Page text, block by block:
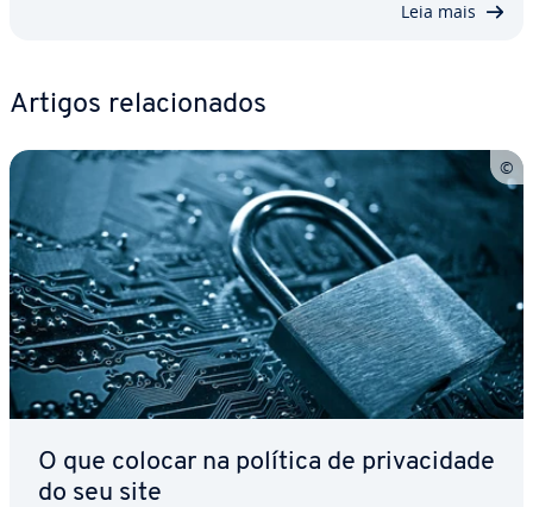
Leia mais
Artigos re­la­ci­o­na­dos
O que colocar na política de pri­va­ci­dade
do seu site